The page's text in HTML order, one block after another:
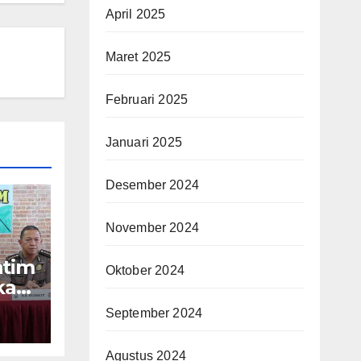
April 2025
Maret 2025
Februari 2025
Januari 2025
Desember 2024
November 2024
Oktober 2024
September 2024
Agustus 2024